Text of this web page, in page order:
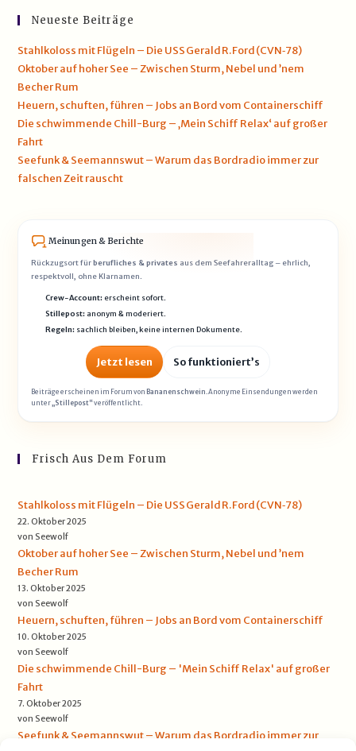
Neueste Beiträge
Stahlkoloss mit Flügeln – Die USS Gerald R. Ford (CVN‑78)
Oktober auf hoher See – Zwischen Sturm, Nebel und ’nem
Becher Rum
Heuern, schuften, führen – Jobs an Bord vom Containerschiff
Die schwimmende Chill-Burg – ‚Mein Schiff Relax‘ auf großer
Fahrt
Seefunk & Seemannswut – Warum das Bordradio immer zur
falschen Zeit rauscht
Meinungen & Berichte
Rückzugsort fürberufliches & privates aus dem Seefahreralltag – ehrlich,
respektvoll, ohne Klarnamen.
Crew-Account:erscheint sofort.
Stillepost: anonym & moderiert.
Regeln: sachlich bleiben, keine internen Dokumente.
Jetzt lesen So funktioniert’s
Beiträge erscheinen im Forum von Bananenschwein . Anonyme Einsendungen werden
unter „Stillepost“veröffentlicht.
Frisch Aus Dem Forum
Stahlkoloss mit Flügeln – Die USS Gerald R. Ford (CVN‑78)
22. Oktober 2025
von Seewolf
Oktober auf hoher See – Zwischen Sturm, Nebel und ’nem
Becher Rum
13. Oktober 2025
von Seewolf
Heuern, schuften, führen – Jobs an Bord vom Containerschiff
10. Oktober 2025
von Seewolf
Die schwimmende Chill-Burg – 'Mein Schiff Relax' auf großer
Fahrt
7. Oktober 2025
von Seewolf
Seefunk & Seemannswut – Warum das Bordradio immer zur